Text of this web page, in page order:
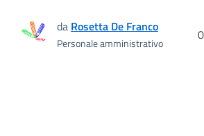
da Rosetta De Franco
Personale amministrativo 0